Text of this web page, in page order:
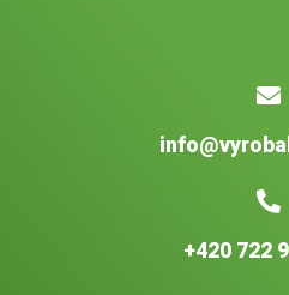
+420 722